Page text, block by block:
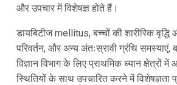
और उपचार में विशेषज्ञ होते हैं।
डायबिटीज mellitus, बच्चों की शारीरिक
परिवर्तन, और अन्य अंतःस्रावी ग्रंथि समस्याएं,
विज्ञान विभाग के लिए प्राथमिक ध्यान क्षेत्रों
स्थितियों के साथ उपचारित करने में विशेषज्ञता